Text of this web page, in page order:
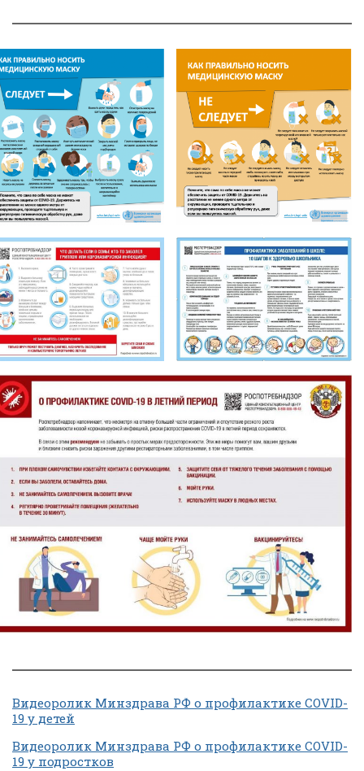
Видеоролик Минздрава РФ о профилактике COVID-
19 у детей
Видеоролик Минздрава РФ о профилактике COVID-
19 у подростков